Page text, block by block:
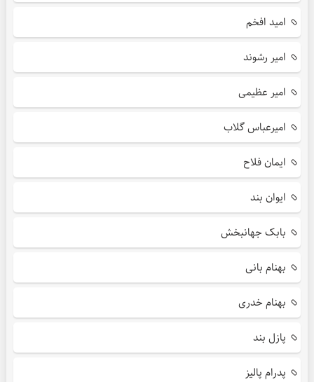
امید افخم
امیر رشوند
امیر عظیمی
امیرعباس گلاب
ایمان فلاح
ایوان بند
بابک جهانبخش
بهنام بانی
بهنام خدری
پازل بند
پدرام پالیز